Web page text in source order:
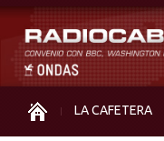
LA CAFETERA